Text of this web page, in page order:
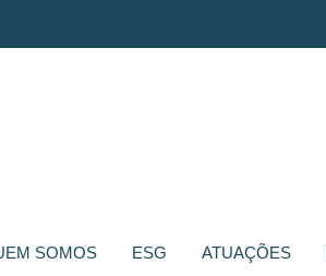
SOMOS ESG ATUAÇÕES